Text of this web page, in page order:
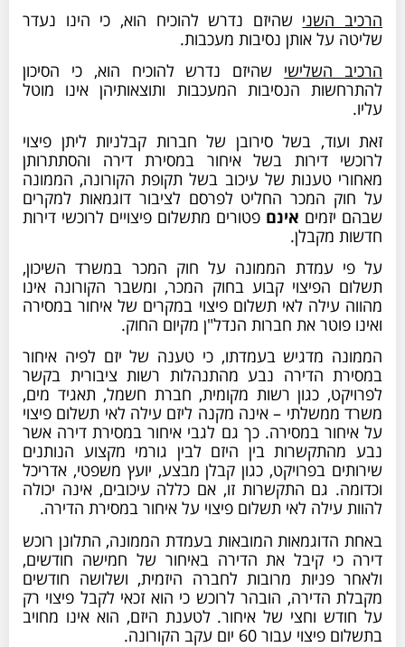
הרכיב השני שהיזם נדרש להוכיח הוא, כי הינו נעדר
שליטה על אותן נסיבות מעכבות.
הרכיב השלישי שהיזם נדרש להוכיח הוא, כי הסיכון
להתרחשות הנסיבות המעכבות ותוצאותיהן אינו מוטל
עליו.
זאת ועוד, בשל סירובן של חברות קבלניות ליתן פיצוי
לרוכשי דירות בשל איחור במסירת דירה והסתתרותן
מאחורי טענות של עיכוב בשל תקופת הקורונה, הממונה
על חוק המכר החליט לפרסם לציבור דוגמאות למקרים
שבהם יזמים אינם פטורים מתשלום פיצויים לרוכשי דירות
חדשות מקבלן.
על פי עמדת הממונה על חוק המכר במשרד השיכון,
תשלום הפיצוי קבוע בחוק המכר, ומשבר הקורונה אינו
מהווה עילה לאי תשלום פיצוי במקרים של איחור במסירה
ואינו פוטר את חברות הנדל"ן מקיום החוק.
הממונה מדגיש בעמדתו, כי טענה של יזם לפיה איחור
במסירת הדירה נבע מהתנהלות רשות ציבורית בקשר
לפרויקט, כגון רשות מקומית, חברת חשמל, תאגיד מים,
משרד ממשלתי – אינה מקנה ליזם עילה לאי תשלום פיצוי
על איחור במסירה. כך גם לגבי איחור במסירת דירה אשר
נבע מהתקשרות בין היזם לבין גורמי מקצוע הנותנים
שירותים בפרויקט, כגון קבלן מבצע, יועץ משפטי, אדריכל
וכדומה. גם התקשרות זו, אם כללה עיכובים, אינה יכולה
להוות עילה לאי תשלום פיצוי על איחור במסירת הדירה.
באחת הדוגמאות המובאות בעמדת הממונה, התלונן רוכש
דירה כי קיבל את הדירה באיחור של חמישה חודשים,
ולאחר פניות מרובות לחברה היזמית, ושלושה חודשים
מקבלת הדירה, הובהר לרוכש כי הוא זכאי לקבל פיצוי רק
על חודש וחצי של איחור. לטענת היזם, הוא אינו מחויב
בתשלום פיצוי עבור 60 יום עקב הקורונה.